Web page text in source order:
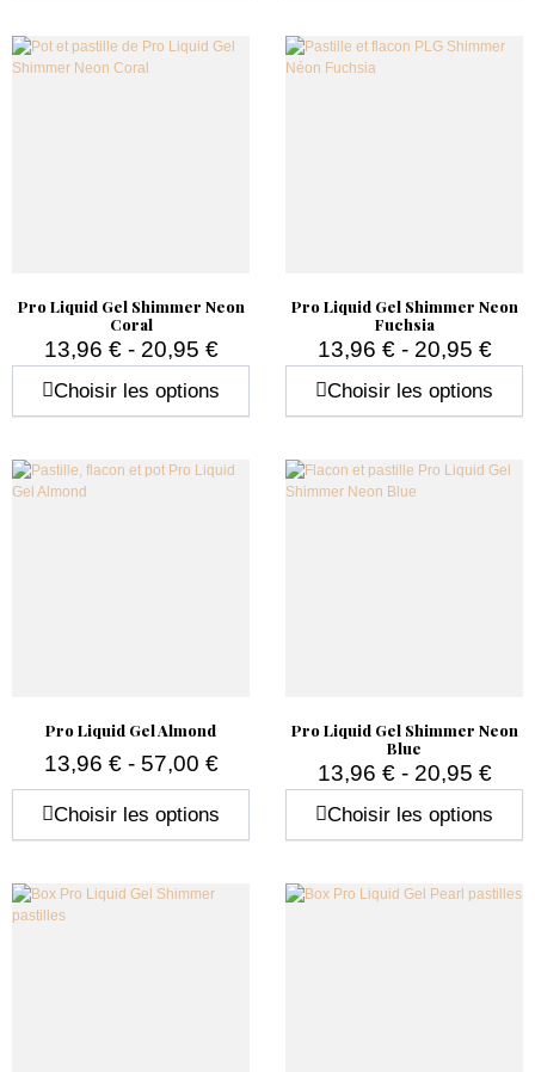
Pro Liquid Gel Shimmer Neon
Coral
13,96 € - 20,95 €
Choisir les options
Pro Liquid Gel Shimmer Neon
Fuchsia
13,96 € - 20,95 €
Choisir les options
Pro Liquid Gel Almond
Prix
13,96 € - 57,00 €
Choisir les options
Pro Liquid Gel Shimmer Neon
Blue
13,96 € - 20,95 €
Choisir les options